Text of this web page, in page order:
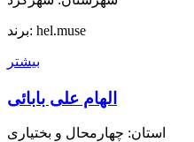
برند: hel.muse
بیشتر
الهام علی بابائی
استان: چهارمحال و بختیاری